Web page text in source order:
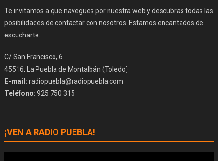
Te invitamos a que navegues por nuestra web y descubras todas las
posibilidades de contactar con nosotros. Estamos encantados de
escucharte.
C/ San Francisco, 6
45516, La Puebla de Montalbán (Toledo)
E-mail: radiopuebla@radiopuebla.com
Teléfono: 925 750 315
¡VEN A RADIO PUEBLA!